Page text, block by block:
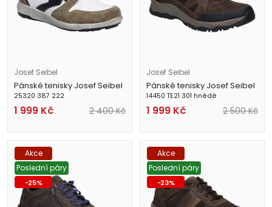
Josef Seibel
Pánské tenisky Josef Seibel
25320 387 222
1 999 Kč 2 400Kč
Josef Seibel
Pánské tenisky Josef Seibel
14450 TE21 301 hnědé
1 999 Kč 2 500Kč
Akce
Poslední páry
-25%
Akce
Poslední páry
-23%